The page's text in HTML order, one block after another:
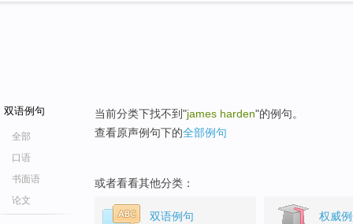
双语例句
全部
口语
书面语
论文
当前分类下找不到"james harden"的例句。
查看原声例句下的全部例句
或者看看其他分类：
双语例句 权威